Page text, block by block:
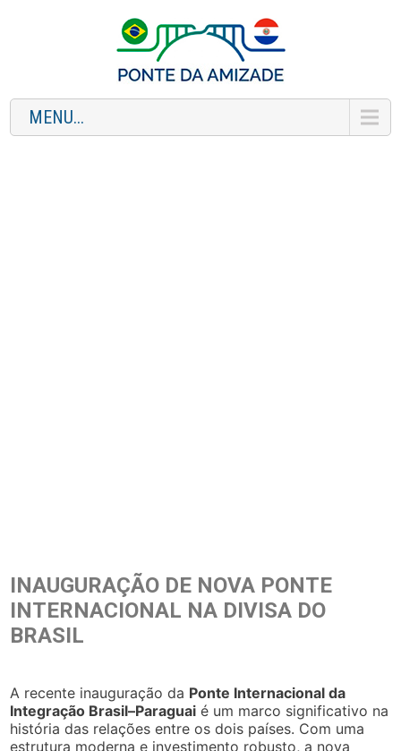
MENU...
INAUGURAÇÃO DE NOVA PONTE
INTERNACIONAL NA DIVISA DO
BRASIL
A recente inauguração da Ponte Internacional da
Integração Brasil–Paraguai é um marco significativo na
história das relações entre os dois países. Com uma
estrutura moderna e investimento robusto, a nova